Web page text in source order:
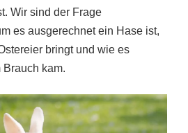
Wir sind der Frage
es ausgerechnet ein Hase ist,
bringt und wie es
kam.